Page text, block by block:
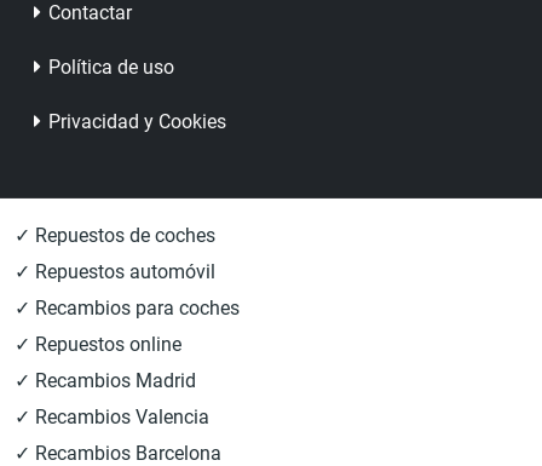
Contactar
Política de uso
Privacidad y Cookies
✓ Repuestos de coches
✓ Repuestos automóvil
✓ Recambios para coches
✓ Repuestos online
✓ Recambios Madrid
✓ Recambios Valencia
✓ Recambios Barcelona